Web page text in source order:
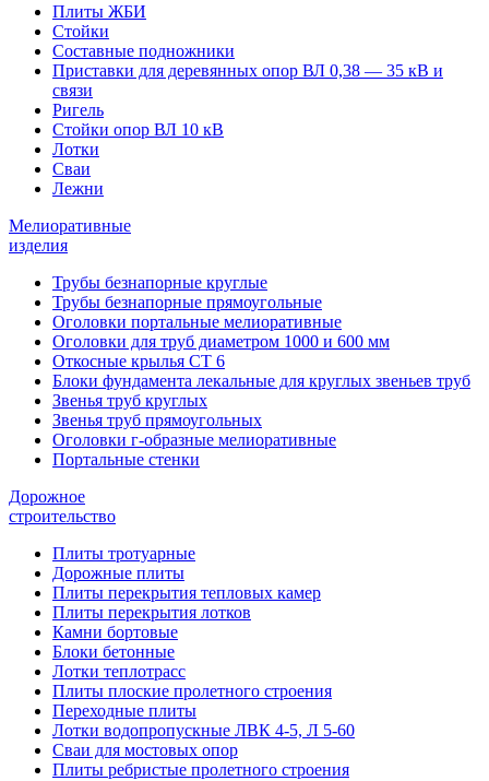
Плиты ЖБИ
Стойки
Составные подножники
Приставки для деревянных опор ВЛ 0,38 — 35 кВ и
связи
Ригель
Стойки опор ВЛ 10 кВ
Лотки
Сваи
Лежни
Мелиоративные
изделия
Трубы безнапорные круглые
Трубы безнапорные прямоугольные
Оголовки портальные мелиоративные
Оголовки для труб диаметром 1000 и 600 мм
Откосные крылья СТ 6
Блоки фундамента лекальные для круглых звеньев труб
Звенья труб круглых
Звенья труб прямоугольных
Оголовки г-образные мелиоративные
Портальные стенки
Дорожное
строительство
Плиты тротуарные
Дорожные плиты
Плиты перекрытия тепловых камер
Плиты перекрытия лотков
Камни бортовые
Блоки бетонные
Лотки теплотрасс
Плиты плоские пролетного строения
Переходные плиты
Лотки водопропускные ЛВК 4-5, Л 5-60
Сваи для мостовых опор
Плиты ребристые пролетного строения